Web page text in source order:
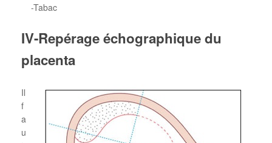
-Tabac
IV-Repérage échographique du
placenta
Il
f
a
u